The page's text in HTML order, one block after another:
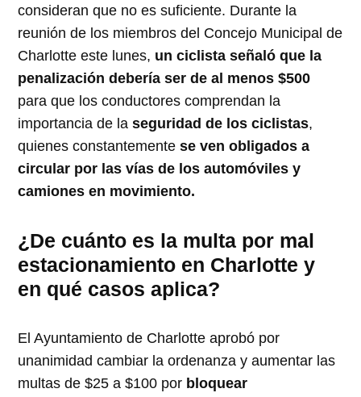
consideran que no es suficiente. Durante la
reunión de los miembros del Concejo Municipal de
Charlotte este lunes, un ciclista señaló que la
penalización debería ser de al menos $500
para que los conductores comprendan la
importancia de laseguridad de los ciclistas,
quienes constantemente se ven obligados a
circular por las vías de los automóviles y
camiones en movimiento.
¿De cuánto es la multa por mal
estacionamiento en Charlotte y
en qué casos aplica?
El Ayuntamiento de Charlotte aprobó por
unanimidad cambiar la ordenanza y aumentar las
multas de $25 a $100 por bloquear